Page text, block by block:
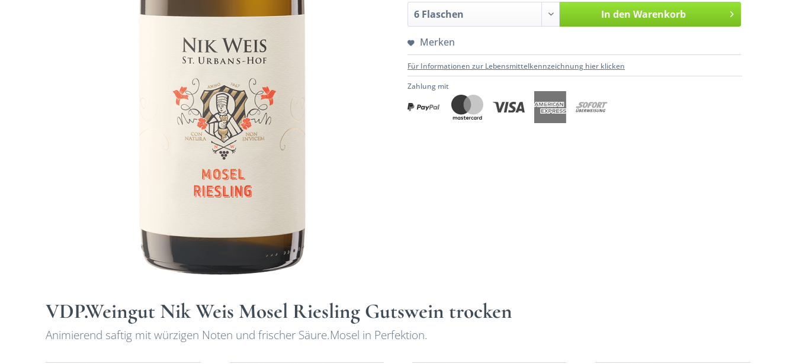
In den Warenkorb
Merken
Für Informationen zur Lebensmittelkennzeichnung hier klicken
Zahlung mit
VDP.Weingut Nik Weis Mosel Riesling Gutswein trocken
Animierend saftig mit würzigen Noten und frischer Säure.Mosel in Perfektion.